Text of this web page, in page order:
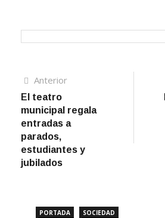
Navegación
de
entradas
AnteriorArtículo
El teatro
municipal regala
entradas a
parados,
estudiantes y
jubilados
PORTADA SOCIEDAD